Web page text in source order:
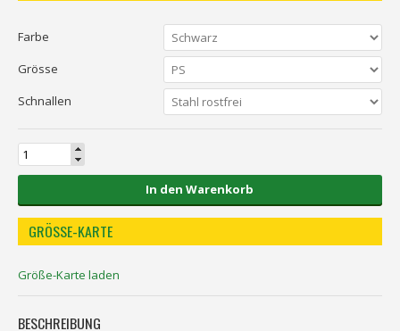
Farbe
Grösse
Schnallen
In den Warenkorb
GRÖSSE-KARTE
Größe-Karte laden
BESCHREIBUNG